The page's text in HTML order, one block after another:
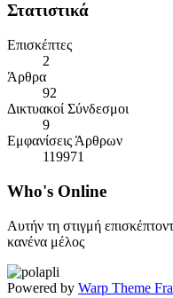
Στατιστικά
Επισκέπτες
2
Άρθρα
92
Δικτυακοί Σύνδεσμοι
9
Εμφανίσεις Άρθρων
119971
Who's Online
Αυτήν τη στιγμή
κανένα μέλος
Powered by Warp Theme